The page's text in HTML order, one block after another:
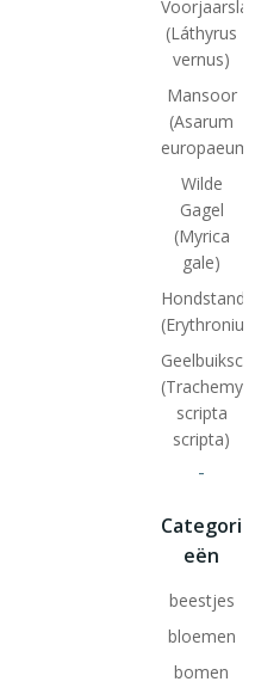
(Láthyrus
vernus)
Mansoor
(Asarum
europaeum)
Wilde
Gagel
(Myrica
gale)
Hondstand
(Trachemys
scripta
scripta)
-
Categori
eën
beestjes
bloemen
bomen